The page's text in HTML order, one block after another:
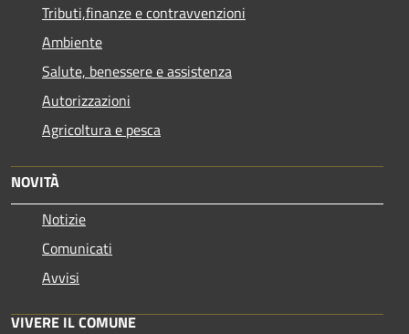
Tributi,finanze e contravvenzioni
Ambiente
Salute, benessere e assistenza
Autorizzazioni
Agricoltura e pesca
NOVITÀ
Notizie
Comunicati
Avvisi
VIVERE IL COMUNE